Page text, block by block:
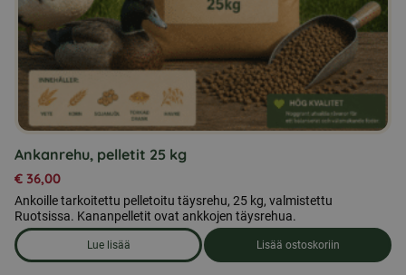
Ankanrehu, pelletit 25 kg
€ 36,00
Ankoille tarkoitettu pelletoitu täysrehu, 25 kg, valmistettu
Ruotsissa. Kananpelletit ovat ankkojen täysrehua.
Lue lisää
om produkten Ankanrehu, pelletit 25 kg
Lisää ostoskoriin